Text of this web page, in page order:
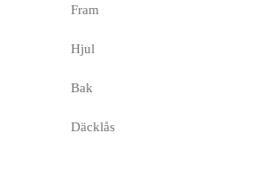
Fram
Hjul
Bak
Däcklås